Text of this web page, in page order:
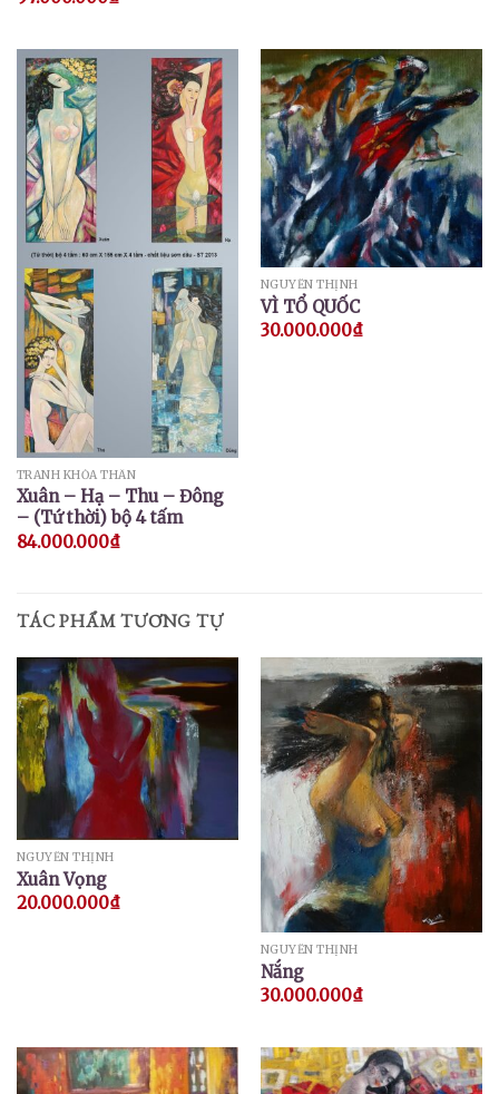
TRANH KHỎA THÂN
Xuân – Hạ – Thu – Đông
– (Tứ thời) bộ 4 tấm
84.000.000₫
NGUYỄN THỊNH
VÌ TỔ QUỐC
30.000.000₫
TÁC PHẨM TƯƠNG TỰ
NGUYỄN THỊNH
Xuân Vọng
20.000.000₫
NGUYỄN THỊNH
Nắng
30.000.000₫